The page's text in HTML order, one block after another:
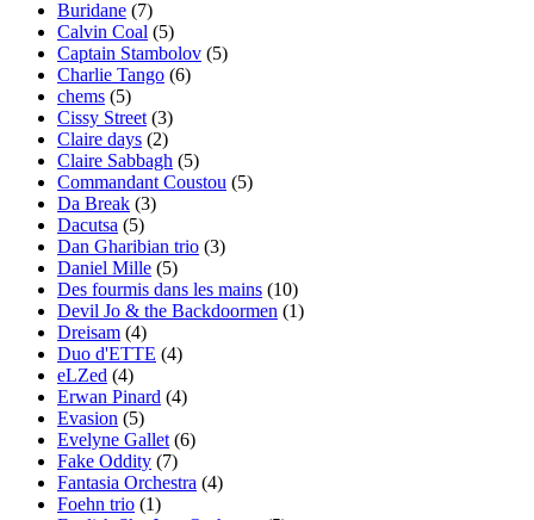
Buridane (7)
Calvin Coal (5)
Captain Stambolov (5)
Charlie Tango (6)
chems (5)
Cissy Street (3)
Claire days (2)
Claire Sabbagh (5)
Commandant Coustou (5)
Da Break (3)
Dacutsa (5)
Dan Gharibian trio (3)
Daniel Mille (5)
Des fourmis dans les mains (10)
Devil Jo & the Backdoormen (1)
Dreisam (4)
Duo d'ETTE (4)
eLZed (4)
Erwan Pinard (4)
Evasion (5)
Evelyne Gallet (6)
Fake Oddity (7)
Fantasia Orchestra (4)
Foehn trio (1)